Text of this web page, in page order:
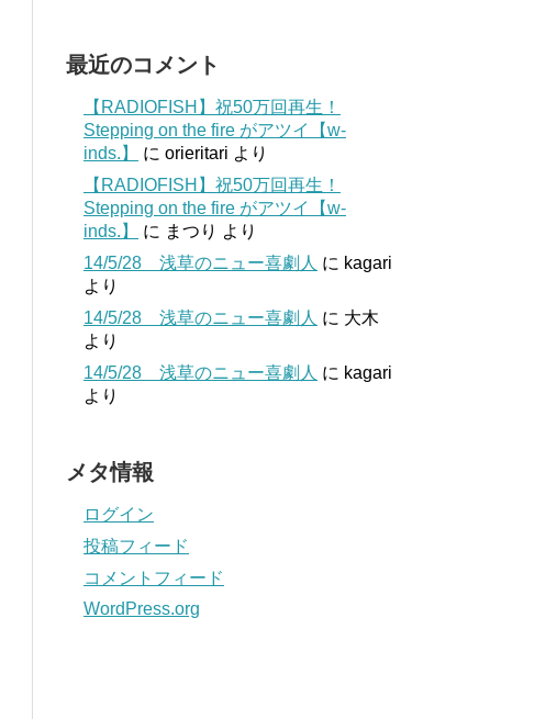
最近のコメント
【RADIOFISH】祝50万回再生！
Stepping on the fire がアツイ【w-
inds.】
に orieritari より
【RADIOFISH】祝50万回再生！
Stepping on the fire がアツイ【w-
inds.】
に まつり より
14/5/28 浅草のニュー喜劇人 に kagari
より
14/5/28 浅草のニュー喜劇人 に 大木
より
14/5/28 浅草のニュー喜劇人 に kagari
より
メタ情報
ログイン
投稿フィード
コメントフィード
WordPress.org